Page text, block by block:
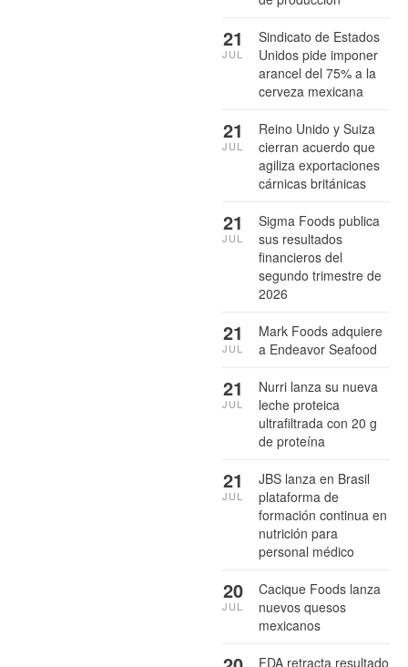
Sindicato de Estados
Unidos pide imponer
arancel del 75% a la
cerveza mexicana
21
JUL
Reino Unido y Suiza
cierran acuerdo que
agiliza exportaciones
cárnicas británicas
21
JUL
Sigma Foods publica
sus resultados
financieros del
segundo trimestre de
2026
21
JUL
Mark Foods adquiere
a Endeavor Seafood
21
JUL
Nurri lanza su nueva
leche proteica
ultrafiltrada con 20 g
de proteína
21
JUL
JBS lanza en Brasil
plataforma de
formación continua en
nutrición para
personal médico
21
JUL
Cacique Foods lanza
nuevos quesos
mexicanos
20
JUL
FDA retracta resultado